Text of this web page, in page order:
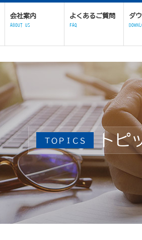
会社案内
ABOUT US
よくあるご質問
FAQ
ダ
ＴＯＰＩＣＳ トピ